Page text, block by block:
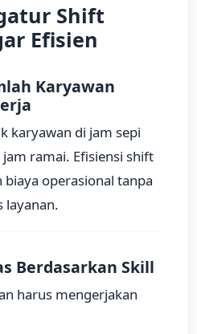
Shift
Efisien
Karyawan
karyawan di jam sepi
ramai. Efisiensi shift
operasional tanpa
layanan.
Berdasarkan Skill
harus mengerjakan